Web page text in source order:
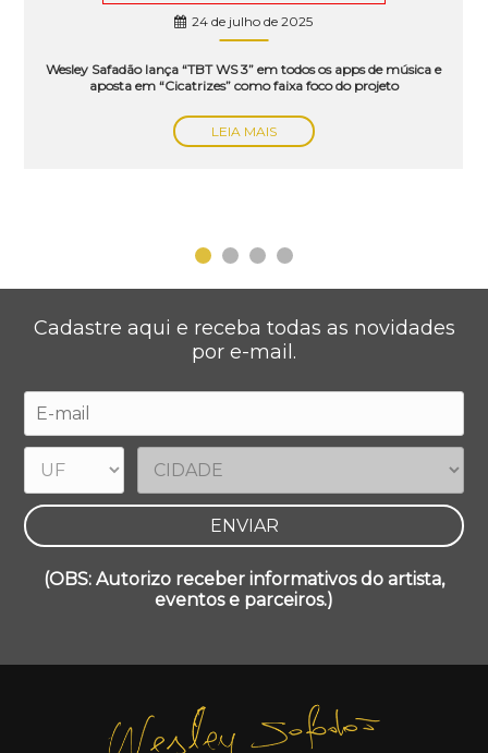
24 de julho de 2025
Wesley Safadão lança “TBT WS 3” em todos os apps de música e
aposta em “Cicatrizes” como faixa foco do projeto
LEIA MAIS
Cadastre aqui e receba todas as novidades
por e-mail.
(OBS: Autorizo receber informativos do artista,
eventos e parceiros.)